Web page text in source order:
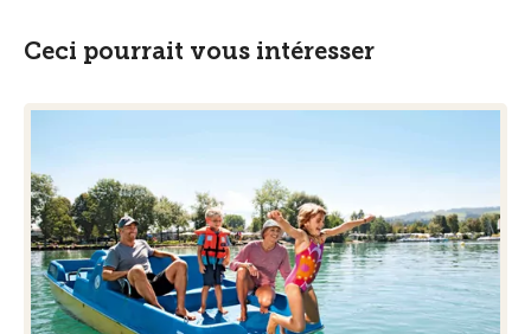
Ceci pourrait vous intéresser